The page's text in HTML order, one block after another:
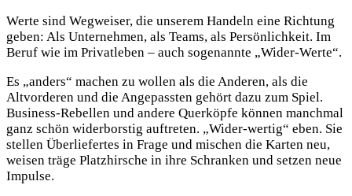
Werte sind Wegweiser, die unserem Handeln eine Richtung
geben: Als Unternehmen, als Teams, als Persönlichkeit. Im
Beruf wie im Privatleben – auch sogenannte „Wider-Werte“.
Es „anders“ machen zu wollen als die Anderen, als die
Altvorderen und die Angepassten gehört dazu zum Spiel.
Business-Rebellen und andere Querköpfe können manchmal
ganz schön widerborstig auftreten. „Wider-wertig“ eben. Sie
stellen Überliefertes in Frage und mischen die Karten neu,
weisen träge Platzhirsche in ihre Schranken und setzen neue
Impulse.